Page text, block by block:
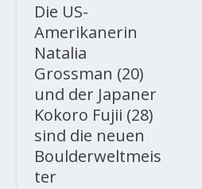
Die US-
Amerikanerin
Natalia
Grossman (20)
und der Japaner
Kokoro Fujii (28)
sind die neuen
Boulderweltmeis
ter